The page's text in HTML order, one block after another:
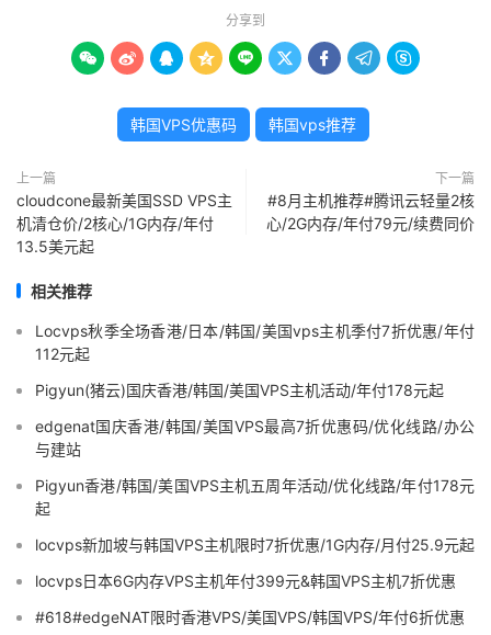
分享到
        
韩国VPS优惠码 韩国vps推荐
上一篇
cloudcone最新美国SSD VPS主
机清仓价/2核心/1G内存/年付
13.5美元起
下一篇
#8月主机推荐#腾讯云轻量2核
心/2G内存/年付79元/续费同价
相关推荐
Locvps秋季全场香港/日本/韩国/美国vps主机季付7折优惠/年付
112元起
Pigyun(猪云)国庆香港/韩国/美国VPS主机活动/年付178元起
edgenat国庆香港/韩国/美国VPS最高7折优惠码/优化线路/办公
与建站
Pigyun香港/韩国/美国VPS主机五周年活动/优化线路/年付178元
起
locvps新加坡与韩国VPS主机限时7折优惠/1G内存/月付25.9元起
locvps日本6G内存VPS主机年付399元&韩国VPS主机7折优惠
#618#edgeNAT限时香港VPS/美国VPS/韩国VPS/年付6折优惠